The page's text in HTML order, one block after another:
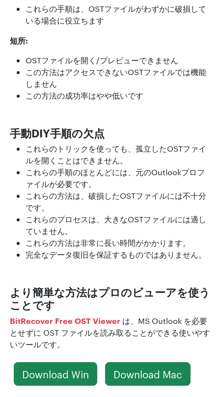
これらの手順は、OSTファイルがわずかに破損して
いる場合に役立ちます
短所:
OSTファイルを開く/プレビューできません
この方法はアクセスできないOSTファイルでは機能
しません
この方法の成功率はやや低いです
手動DIY手順の欠点
これらのトリックを使っても、孤立したOSTファイ
ルを開くことはできません。
これらの手順のほとんどには、元のOutlookプロフ
ァイルが必要です。
これらの方法は、破損したOSTファイルには不十分
です。
これらのプロセスは、大きなOSTファイルには適し
ていません。
これらの方法は非常に長い時間がかかります。
完全なデータ復旧を保証するものではありません。
より簡単な方法はプロのビューアを使う
ことです
BitRecover Free OST Viewer は、MS Outlook を必要
とせずに OST ファイルを読み取ることができる使いやす
いツールです。
Download Win Download Mac